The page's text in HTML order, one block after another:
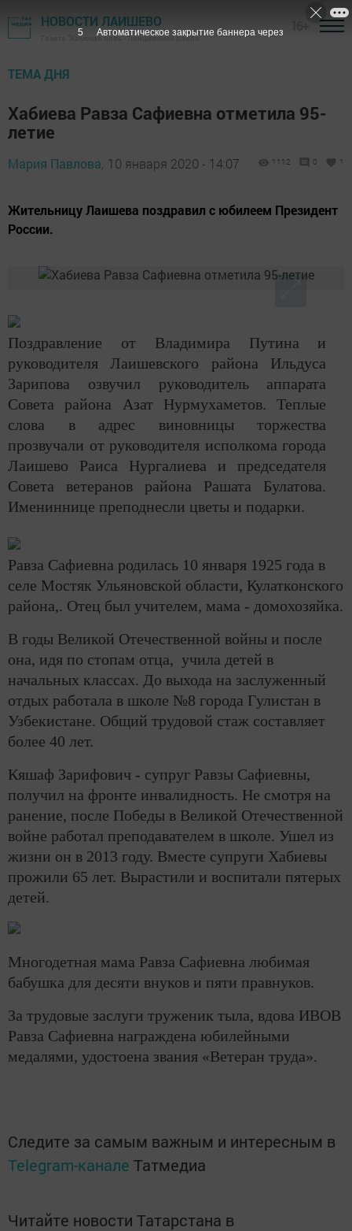
НОВОСТИ ЛАИШЕВО
Газета "Камская новь"- Лаишевский район
ТЕМА ДНЯ
Хабиева Равза Сафиевна отметила 95-
летие
Мария Павлова, 10 января 2020 - 14:07 1112 0 1
Жительницу Лаишева поздравил с юбилеем Президент
России.
Поздравление от Владимира Путина и
руководителя Лаишевского района Ильдуса
Зарипова озвучил руководитель аппарата
Совета района Азат Нурмухаметов. Теплые
слова в адрес виновницы торжества
прозвучали от руководителя исполкома города
Лаишево Раиса Нургалиева и председателя
Совета ветеранов района Рашата Булатова.
Имениннице преподнесли цветы и подарки.
Равза Сафиевна родилась 10 января 1925 года в
селе Мостяк Ульяновской области, Кулатконского
района,. Отец был учителем, мама - домохозяйка.
В годы Великой Отечественной войны и после
она, идя по стопам отца, учила детей в
начальных классах. До выхода на заслуженный
отдых работала в школе №8 города Гулистан в
Узбекистане. Общий трудовой стаж составляет
более 40 лет.
Кяшаф Зарифович - супруг Равзы Сафиевны,
получил на фронте инвалидность. Не смотря на
ранение, после Победы в Великой Отечественной
войне работал преподавателем в школе. Ушел из
жизни он в 2013 году. Вместе супруги Хабиевы
прожили 65 лет. Вырастили и воспитали пятерых
детей.
Многодетная мама Равза Сафиевна любимая
бабушка для десяти внуков и пяти правнуков.
За трудовые заслуги труженик тыла, вдова ИВОВ
Равза Сафиевна награждена юбилейными
медалями, удостоена звания «Ветеран труда».
Следите за самым важным и интересным в
Telegram-канале Татмедиа
Читайте новости Татарстана в
3 Автоматическое закрытие баннера через